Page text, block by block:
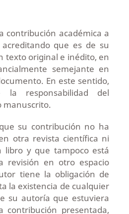
contribución académica a
que es de su
texto original e inédito, en
semejante en
En este sentido,
responsabilidad del
manuscrito.
su contribución no ha
otra revista científica ni
libro y que tampoco está
revisión en otro espacio
tiene la obligación de
la existencia de cualquier
su autoría que estuviera
contribución presentada,